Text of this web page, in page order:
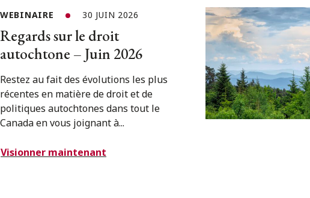
WEBINAIRE 30 JUIN 2026
Regards sur le droit
autochtone – Juin 2026
Restez au fait des évolutions les plus
récentes en matière de droit et de
politiques autochtones dans tout le
Canada en vous joignant à...
Visionner maintenant